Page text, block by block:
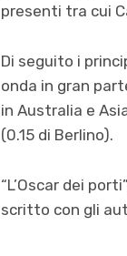
presenti tra cui
Di seguito i
onda in gran
in Australia e
(0.15 di Berlino).
“L’Oscar dei
scritto con gli